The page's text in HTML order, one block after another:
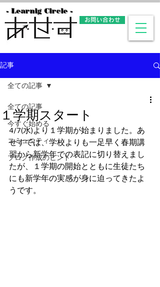
- Learnig Circle -
お問い合わせ
記事
全ての記事
今すぐ始める
コミュニティ
ブログ作成のヒント
全ての記事
１学期スタート
4/7(水)より１学期が始まりました。あ
せすでは、学校よりも一足早く春期講
習から新学年での表記に切り替えまし
たが、１学期の開始とともに生徒たち
にも新学年の実感が身に迫ってきたよ
うです。